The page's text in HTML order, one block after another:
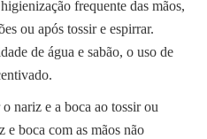
frequente das mãos,
ou após tossir e espirrar.
de água e sabão, o uso de
nariz e a boca ao tossir ou
e boca com as mãos não